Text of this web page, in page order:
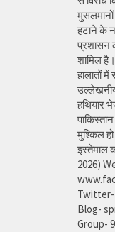
मुसलमानों
हटाने के
प्रशासन
शामिल
हालातों में
हथियार
मुश्किल
इस्तेमाल
2026)
Blog-
Group-